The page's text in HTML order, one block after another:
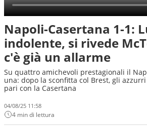
Napoli-Casertana 1-1:
indolente, si rivede
c'è già un allarme
Su quattro amichevoli prestagionali il
una: dopo la sconfitta col Brest, gli
pari con la Casertana
04/08/25 11:58
4 min di lettura